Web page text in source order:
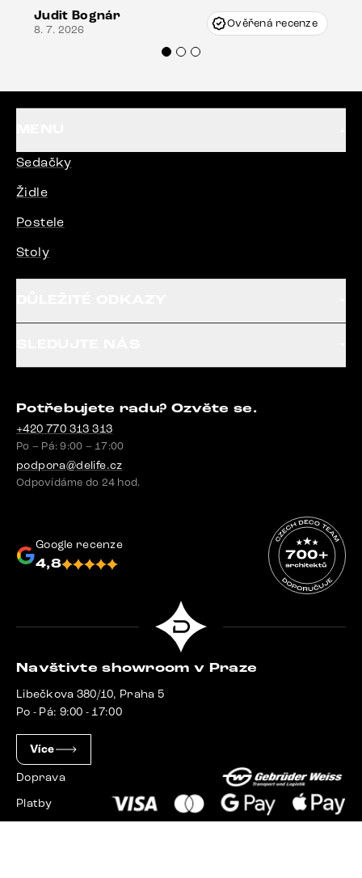
Vincze mi velmi korektně vyšli vstříc.
Doporučuji produkty Delife všem.“
Judit Bognár
8. 7. 2026 Ověřená recenze
Sedačky
Židle
Postele
Stoly
Potřebujete radu? Ozvěte se.
+420 770 313 313
Po – Pá: 9:00 – 17:00
podpora@delife.cz
Odpovídáme do 24 hod.
Google recenze
4,8
Navštivte showroom v Praze
Libečkova 380/10, Praha 5
Po - Pá: 9:00 - 17:00
Více
Doprava
Platby